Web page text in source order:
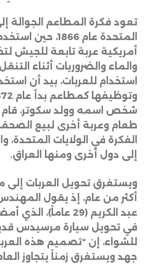
تعود فكرة المطاعم الجوالة
المتحدة عام 1866،
أمريكية عربة تابعة للجيش
والماء والضروريات أثناء
استخدام للعربات، بيد أن
شخص اسمه وولد سكوتر، قام
طعام وعربة أخرى لبيع
الفكرة في الولايات المتحدة،
إلى دول أخرى ومنها العراق.
ويستغرق تحويل العربات إلى
أكثر من عام، إذ يقول
عبد الكريم (29 عاماً)،
في تحويل سيارة مرسيدس
للشواء، إن “تصميم هذه
جهد ويستغرق زمناً يتجاوز